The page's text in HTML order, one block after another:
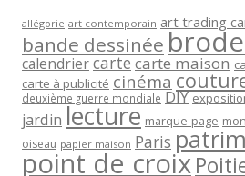
allégorie art contemporain art trading
bande dessinée
calendriercartecarte maison
carte à publicité cinéma
deuxième guerre mondiale DIY
jardin lecture marque-page
oiseau papier maison Paris
point de croix